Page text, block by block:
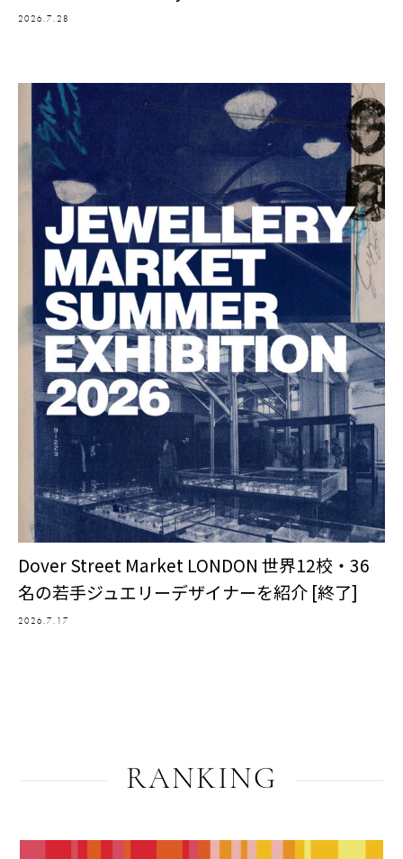
2026.7.28
Dover Street Market LONDON 世界12校・36
名の若手ジュエリーデザイナーを紹介 [終了]
2026.7.17
RANKING